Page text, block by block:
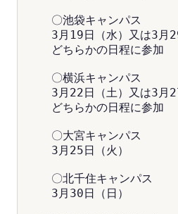
〇池袋キャンパ
3月19日（水）又は3月29
どちらかの日程に参加
〇横浜キャンパ
3月22日（土）又は3月27
どちらかの日程に参加
〇大宮キャンパス
3月25日（火）
〇北千住キャンパス
3月30日（日）